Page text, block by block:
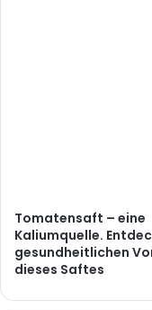
Tomatensaft – eine
Kaliumquelle.
gesundheitlichen
dieses Saftes